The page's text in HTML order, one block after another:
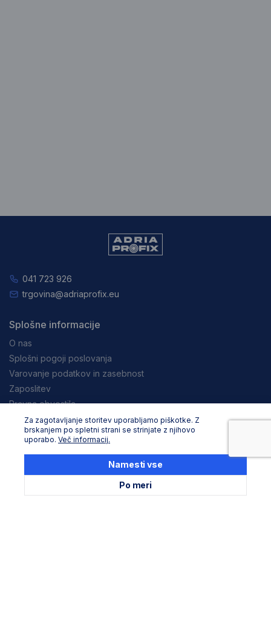
Za zagotavljanje storitev uporabljamo piškotke. Z
brskanjem po spletni strani se strinjate z njihovo
uporabo. Več informacij.
Po meri
Namesti vse
041 723 926
trgovina@adriaprofix.eu
Splošne informacije
O nas
Splošni pogoji poslovanja
Varovanje podatkov in zasebnost
Zaposlitev
Pravna obvestila
Nakupovanje